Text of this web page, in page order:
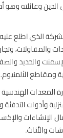
وعائلته وهو أحد
اطلع عليه
وتجارة
والصفائح
الألمنيوم.
الهندسية
التدفئة
والإكساء